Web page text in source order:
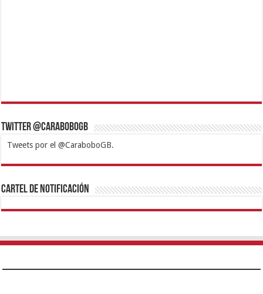
Twitter @CaraboboGB
Tweets por el @CaraboboGB.
1xbetBetturkeyBetistKralbetSupertotobetTipobetMatadorbetMariobet
https://mvbcasino.com/
Cartel de Notificación